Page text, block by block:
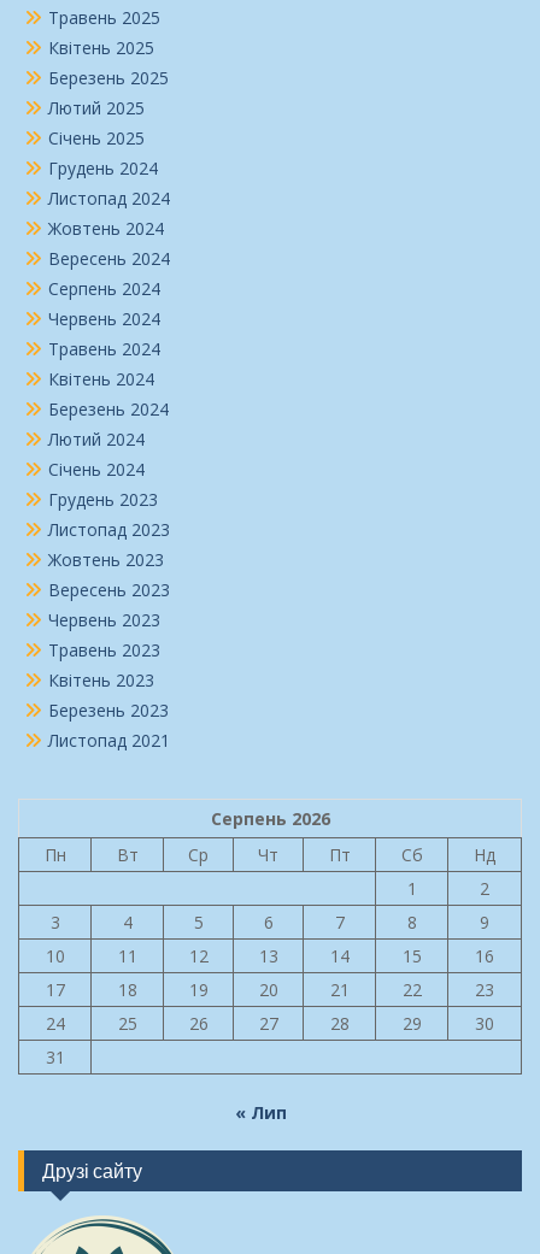
Травень 2025
Квітень 2025
Березень 2025
Лютий 2025
Січень 2025
Грудень 2024
Листопад 2024
Жовтень 2024
Вересень 2024
Серпень 2024
Червень 2024
Травень 2024
Квітень 2024
Березень 2024
Лютий 2024
Січень 2024
Грудень 2023
Листопад 2023
Жовтень 2023
Вересень 2023
Червень 2023
Травень 2023
Квітень 2023
Березень 2023
Листопад 2021
Серпень 2026
Пн
Вт Ср Чт Пт Сб
Нд
1
2
3
4 5 6 7 8
9
10
11 12 13 14 15
16
17
18 19 20 21 22
23
24
25 26 27 28 29
30
31
« Лип
Друзі сайту